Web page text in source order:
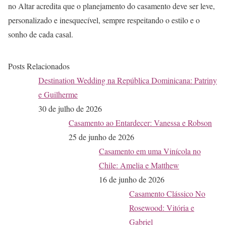
no Altar acredita que o planejamento do casamento deve ser leve,
personalizado e inesquecível, sempre respeitando o estilo e o
sonho de cada casal.
Posts Relacionados
Destination Wedding na República Dominicana: Patriny
e Guilherme
30 de julho de 2026
Casamento ao Entardecer: Vanessa e Robson
25 de junho de 2026
Casamento em uma Vinícola no
Chile: Amelia e Matthew
16 de junho de 2026
Casamento Clássico No
Rosewood: Vitória e
Gabriel